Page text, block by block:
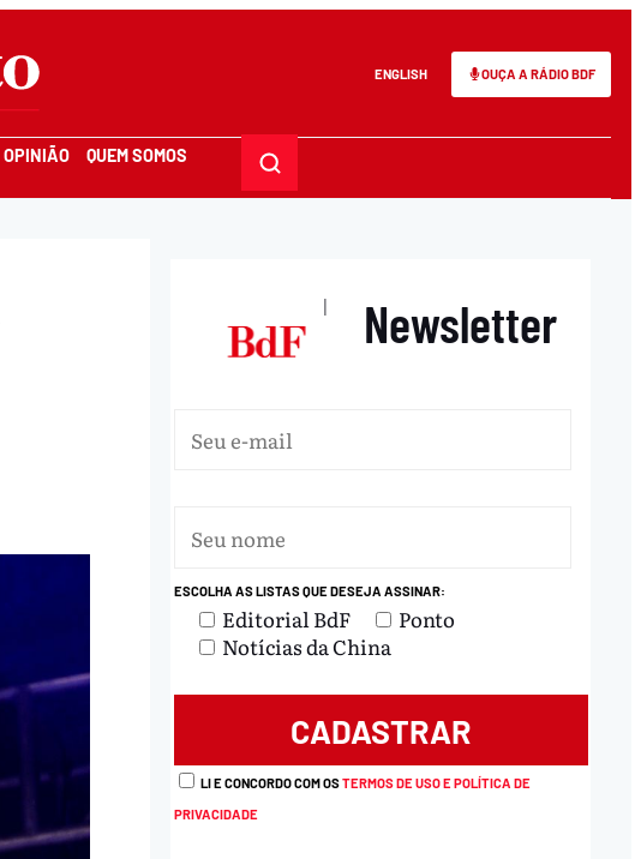
ENGLISH OUÇA A RÁDIO BDF
OPINIÃO QUEM SOMOS
| Newsletter
ESCOLHA AS LISTAS QUE DESEJA ASSINAR:
Editorial BdF
Ponto
Notícias da China
LI E CONCORDO COM OSTERMOS DE USO E POLÍTICA DE
PRIVACIDADE